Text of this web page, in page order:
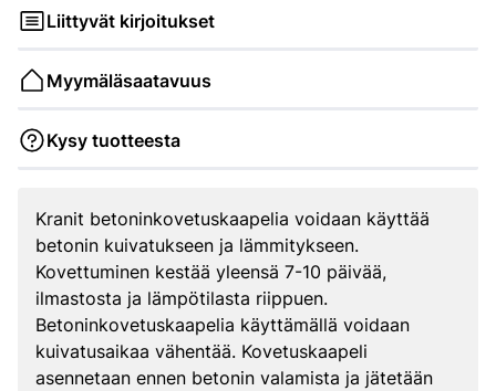
Liittyvät kirjoitukset
Myymäläsaatavuus
Kysy tuotteesta
Kranit betoninkovetuskaapelia voidaan käyttää
betonin kuivatukseen ja lämmitykseen.
Kovettuminen kestää yleensä 7-10 päivää,
ilmastosta ja lämpötilasta riippuen.
Betoninkovetuskaapelia käyttämällä voidaan
kuivatusaikaa vähentää. Kovetuskaapeli
asennetaan ennen betonin valamista ja jätetään